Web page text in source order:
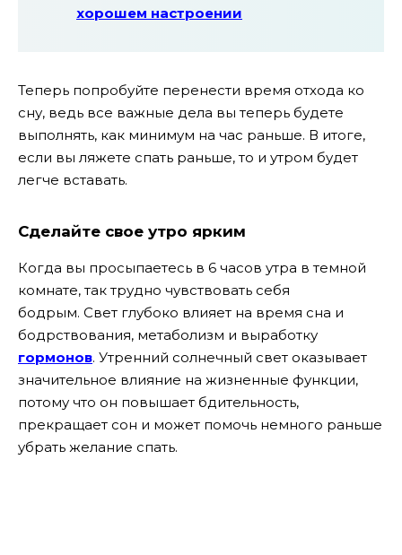
хорошем настроении
Теперь попробуйте перенести время отхода ко
сну, ведь все важные дела вы теперь будете
выполнять, как минимум на час раньше. В итоге,
если вы ляжете спать раньше, то и утром будет
легче вставать.
Сделайте свое утро ярким
Когда вы просыпаетесь в 6 часов утра в темной
комнате, так трудно чувствовать себя
бодрым. Свет глубоко влияет на время сна и
бодрствования, метаболизм и выработку
гормонов. Утренний солнечный свет оказывает
значительное влияние на жизненные функции,
потому что он повышает бдительность,
прекращает сон и может помочь немного раньше
убрать желание спать.